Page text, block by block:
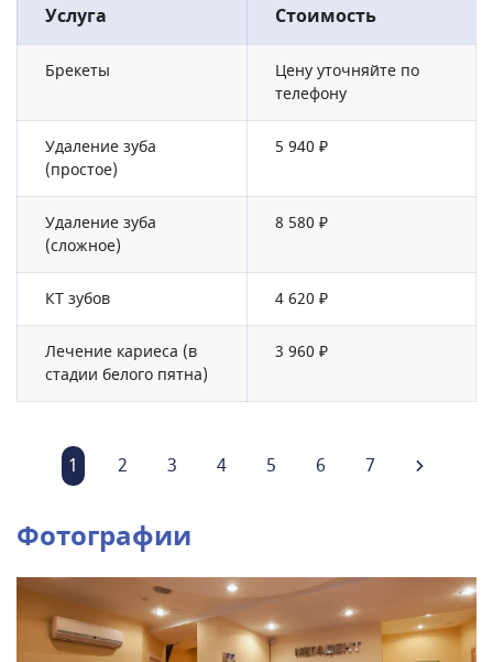
Услуга Стоимость
Брекеты
Цену уточняйте по
телефону
Удаление зуба
(простое)
5 940 ₽
Удаление зуба
(сложное)
8 580 ₽
КТ зубов 4 620 ₽
Лечение кариеса (в
стадии белого пятна)
3 960 ₽
1 2 3 4 5 6 7
Фотографии